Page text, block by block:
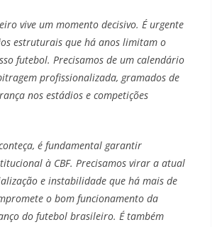
vive um momento decisivo. É urgente
estruturais que há anos limitam o
futebol. Precisamos de um calendário
profissionalizada, gramados de
nos estádios e competições
é fundamental garantir
à CBF. Precisamos virar a atual
e instabilidade que há mais de
o bom funcionamento da
do futebol brasileiro. É também